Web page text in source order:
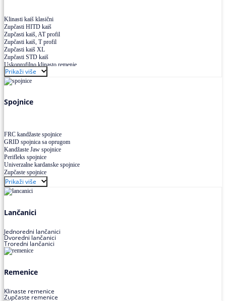
Klinasti kaiš klasični
Zupčasti HITD kaiš
Zupčasti kaiš, AT profil
Zupčasti kaiš, T profil
Zupčasti kaiš XL
Zupčasti STD kaiš
Uskoprofilno klinasto remenje
Uskoprofilno klinasto remenje spojeno
Uskoprofilno klinasto remenje XP extra power
Višekanalno remenje PJ,PK
Prikaži više
Spojnice
FRC kandžaste spojnice
GRID spojnica sa oprugom
Kandžaste Jaw spojnice
Perifleks spojnice
Univerzalne kardanske spojnice
Zupčaste spojnice
Prikaži više
Lančanici
Jednoredni lančanici
Dvoredni lančanici
Troredni lančanici
Remenice
Klinaste remenice
Zupčaste remenice